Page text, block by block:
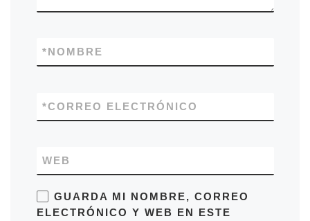
NOMBRE
*
CORREO ELECTRÓNICO
*
WEB
GUARDA MI NOMBRE, CORREO
ELECTRÓNICO Y WEB EN ESTE